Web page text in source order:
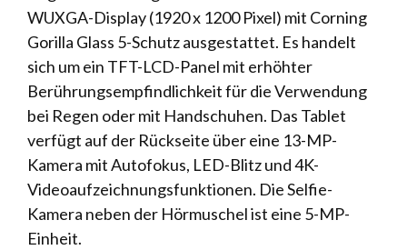
WUXGA-Display (1920 x 1200 Pixel) mit Corning
Gorilla Glass 5-Schutz ausgestattet. Es handelt
sich um ein TFT-LCD-Panel mit erhöhter
Berührungsempfindlichkeit für die Verwendung
bei Regen oder mit Handschuhen. Das Tablet
verfügt auf der Rückseite über eine 13-MP-
Kamera mit Autofokus, LED-Blitz und 4K-
Videoaufzeichnungsfunktionen. Die Selfie-
Kamera neben der Hörmuschel ist eine 5-MP-
Einheit.